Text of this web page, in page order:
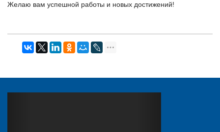
Желаю вам успешной работы и новых достижений!